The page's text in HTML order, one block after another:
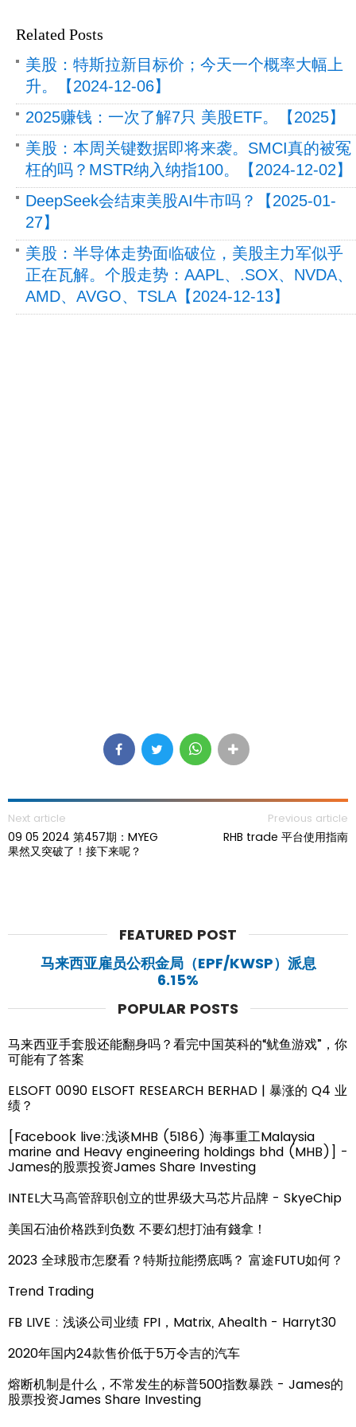
Related Posts
美股：特斯拉新目标价；今天一个概率大幅上
升。【2024-12-06】
2025赚钱：一次了解7只 美股ETF。【2025】
美股：本周关键数据即将来袭。SMCI真的被冤
枉的吗？MSTR纳入纳指100。【2024-12-02】
DeepSeek会结束美股AI牛市吗？【2025-01-
27】
美股：半导体走势面临破位，美股主力军似乎
正在瓦解。个股走势：AAPL、.SOX、NVDA、
AMD、AVGO、TSLA【2024-12-13】
Next article
09 05 2024 第457期：MYEG
果然又突破了！接下来呢？
Previous article
RHB trade 平台使用指南
FEATURED POST
马来西亚雇员公积金局（EPF/KWSP）派息
6.15%
POPULAR POSTS
马来西亚手套股还能翻身吗？看完中国英科的“鱿鱼游戏”，你
可能有了答案
ELSOFT 0090 ELSOFT RESEARCH BERHAD | 暴涨的 Q4 业
绩？
[Facebook live:浅谈MHB (5186) 海事重工Malaysia
marine and Heavy engineering holdings bhd (MHB)] -
James的股票投资James Share Investing
INTEL大马高管辞职创立的世界级大马芯片品牌 - SkyeChip
美国石油价格跌到负数 不要幻想打油有錢拿！
2023 全球股市怎麼看？特斯拉能撈底嗎？ 富途FUTU如何？
Trend Trading
FB LIVE : 浅谈公司业绩 FPI，Matrix, Ahealth - Harryt30
2020年国内24款售价低于5万令吉的汽车
熔断机制是什么，不常发生的标普500指数暴跌 - James的
股票投资James Share Investing